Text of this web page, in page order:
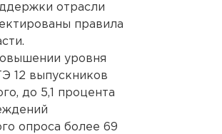
отрасли
правила
уровня
12 выпускников
до 5,1 процента
опроса более 69